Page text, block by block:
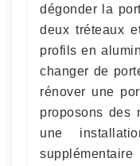
dégonder la
deux tréteaux
profils en
changer de
rénover une
proposons des
une